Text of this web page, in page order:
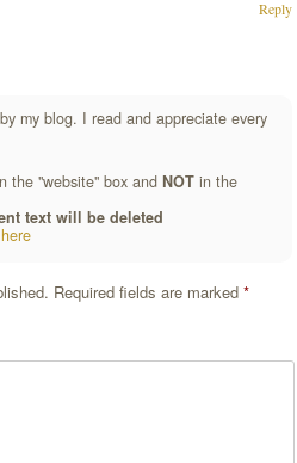
Reply
my blog. I read and appreciate every
the "website" box andNOT in the
text will be deleted
here
Required fields are marked*